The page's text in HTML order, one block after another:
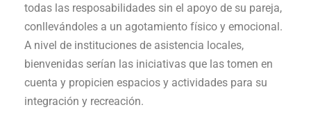
todas las resposabilidades sin el apoyo de su pareja,
conllevándoles a un agotamiento físico y emocional.
A nivel de instituciones de asistencia locales,
bienvenidas serían las iniciativas que las tomen en
cuenta y propicien espacios y actividades para su
integración y recreación.